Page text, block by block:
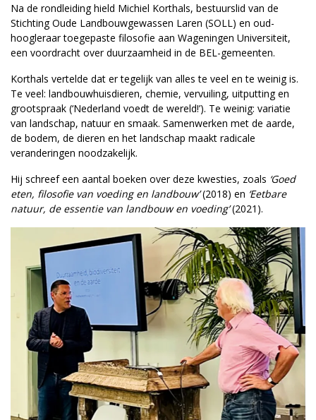
Na de rondleiding hield Michiel Korthals, bestuurslid van de
Stichting Oude Landbouwgewassen Laren (SOLL) en oud-
hoogleraar toegepaste filosofie aan Wageningen Universiteit,
een voordracht over duurzaamheid in de BEL-gemeenten.
Korthals vertelde dat er tegelijk van alles te veel en te weinig is.
Te veel: landbouwhuisdieren, chemie, vervuiling, uitputting en
grootspraak (‘Nederland voedt de wereld!’). Te weinig: variatie
van landschap, natuur en smaak. Samenwerken met de aarde,
de bodem, de dieren en het landschap maakt radicale
veranderingen nood­zakelijk.
Hij schreef een aantal boeken over deze kwesties, zoals ‘Goed
eten, filosofie van voeding en landbouw’(2018) en ‘Eetbare
natuur, de essentie van landbouw en voeding’(2021).